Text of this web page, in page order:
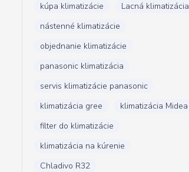
kúpa klimatizácie
Lacná klimatizácia
nástenné klimatizácie
objednanie klimatizácie
panasonic klimatizácia
servis klimatizácie panasonic
klimatizácia gree
klimatizácia Midea
filter do klimatizácie
klimatizácia na kúrenie
Chladivo R32